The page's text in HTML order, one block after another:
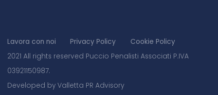
Lavora con noi Privacy Policy
Cookie Policy
2021 All rights reserved Puccio Penalisti Associati P.IVA
03921150987.
Developed by Valletta PR Advisory